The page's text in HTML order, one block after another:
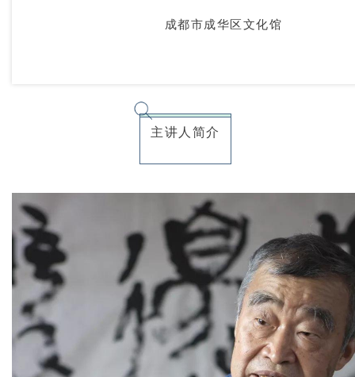
成都市成华区文化馆
主讲人简介